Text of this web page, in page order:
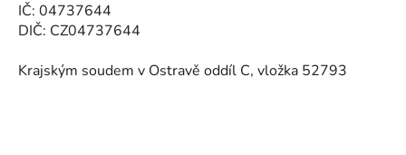
IČ: 04737644
DIČ: CZ04737644
Krajským soudem v Ostravě oddíl C, vložka 52793